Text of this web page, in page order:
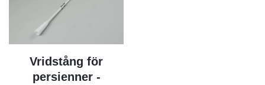
Vridstång för
persienner -